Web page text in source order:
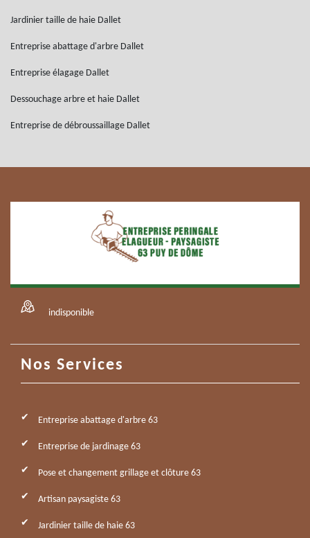
Jardinier taille de haie Dallet
Entreprise abattage d'arbre Dallet
Entreprise élagage Dallet
Dessouchage arbre et haie Dallet
Entreprise de débroussaillage Dallet
indisponible
Nos Services
Entreprise abattage d'arbre 63
Entreprise de jardinage 63
Pose et changement grillage et clôture 63
Artisan paysagiste 63
Jardinier taille de haie 63